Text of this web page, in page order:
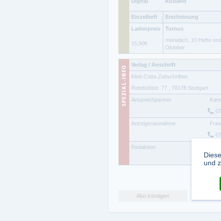
Einzelheft Erscheinung
Ladenpreis
Turnus
15,90€
monatlich, 10 Hefte
Oktober
Verlag / Anschrift
Klett-Cotta Zeitschriften
Rotebühlstr. 77
70178 Stuttgart
Ansprechpartner
Anzeigenannahme
Redaktion
Abo kündigen
und